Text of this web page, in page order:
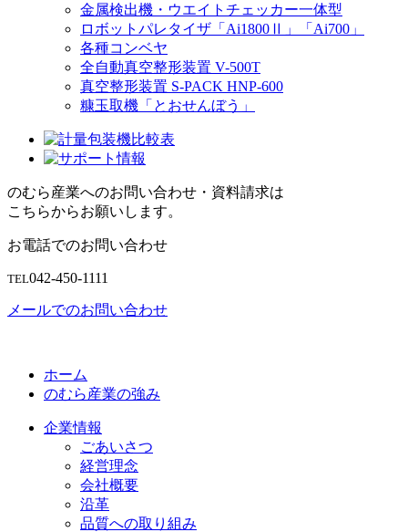
金属検出機・ウエイトチェッカー一体型
ロボットパレタイザ「Ai1800Ⅱ」「Ai700」
各種コンベヤ
全自動真空整形装置 V-500T
真空整形装置 S-PACK HNP-600
糠玉取機「とおせんぼう」
のむら産業へのお問い合わせ・資料請求は
こちらからお願いします。
お電話でのお問い合わせ
TEL042-450-1111
メールでのお問い合わせ
ホーム
のむら産業の強み
企業情報
ごあいさつ
経営理念
会社概要
沿革
品質への取り組み